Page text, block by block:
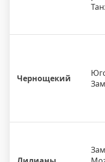
Чернощекий